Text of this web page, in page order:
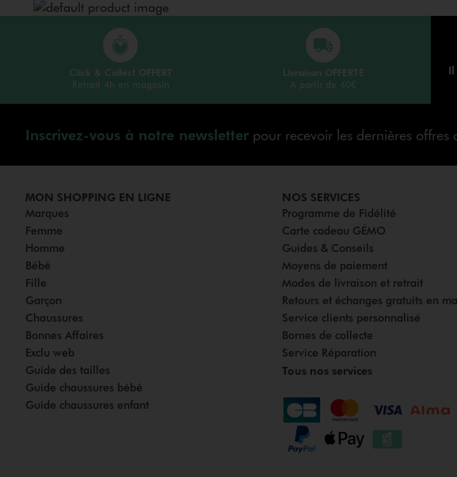
Click & Collect OFFERT
Retrait 4h en magasin
Livraison OFFERTE
A partir de 40€
Inscrivez-vous à notre newsletter pour recevoir les dernières offres
MON SHOPPING EN LIGNE
Marques
Femme
Homme
Bébé
Fille
Garçon
Chaussures
Bonnes Affaires
Exclu web
Guide des tailles
Guide chaussures bébé
Guide chaussures enfant
NOS SERVICES
Programme de Fidélité
Carte cadeau GÉMO
Guides & Conseils
Moyens de paiement
Modes de livraison et retrait
Retours et échanges gratuits en
Service clients personnalisé
Bornes de collecte
Service Réparation
Tous nos services